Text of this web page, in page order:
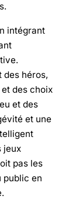
intégrant
des héros,
des choix
et des
et une
jeux
pas les
public en